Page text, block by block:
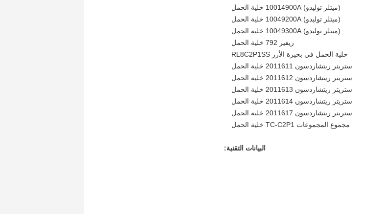
(ميتلر توليدو) 10014900A خلية الحمل
(ميتلر توليدو) 10049200A خلية الحمل
(ميتلر توليدو) 10049300A خلية الحمل
ريفير 792 خلية الحمل
خلية الحمل في بحيرة الأرز RL8C2P1SS
ستريتر ريتشاردسون 2011611 خلية الحمل
ستريتر ريتشاردسون 2011612 خلية الحمل
ستريتر ريتشاردسون 2011613 خلية الحمل
ستريتر ريتشاردسون 2011614 خلية الحمل
ستريتر ريتشاردسون 2011617 خلية الحمل
مجموع المجموعات TC-C2P1 خلية الحمل
البيانات التقنية: